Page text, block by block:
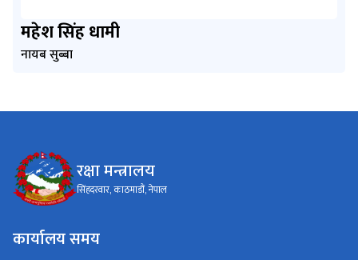
महेश सिंह धामी
नायब सुब्बा
रक्षा मन्त्रालय
सिंहदरवार, काठमाडौं, नेपाल
कार्यालय समय